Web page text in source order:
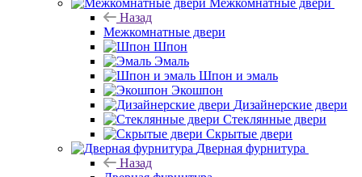
Межкомнатные двери
Назад
Межкомнатные двери
Шпон
Эмаль
Шпон и эмаль
Экошпон
Дизайнерские двери
Стеклянные двери
Скрытые двери
Дверная фурнитура
Назад